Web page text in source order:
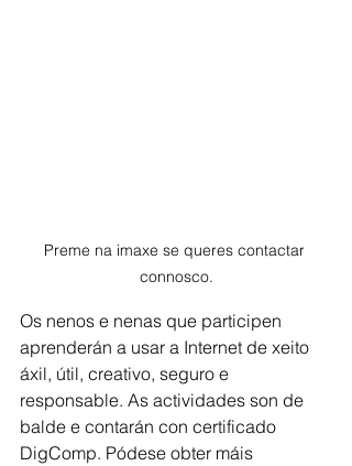
Preme na imaxe se queres contactar
connosco.
Os nenos e nenas que participen
aprenderán a usar a Internet de xeito
áxil, útil, creativo, seguro e
responsable. As actividades son de
balde e contarán con certificado
DigComp. Pódese obter máis